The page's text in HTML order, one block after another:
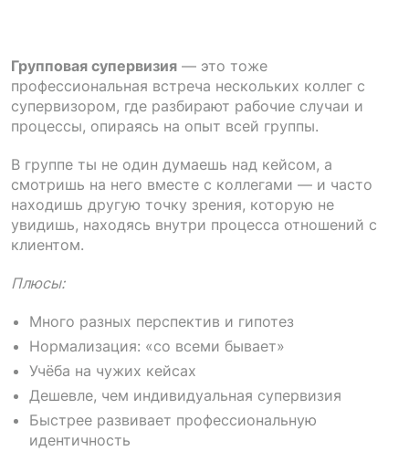
Групповая супервизия — это тоже
профессиональная встреча нескольких коллег с
супервизором, где разбирают рабочие случаи и
процессы, опираясь на опыт всей группы.
В группе ты не один думаешь над кейсом, а
смотришь на него вместе с коллегами — и часто
находишь другую точку зрения, которую не
увидишь, находясь внутри процесса отношений с
клиентом.
Плюсы:
Много разных перспектив и гипотез
Нормализация: «со всеми бывает»
Учёба на чужих кейсах
Дешевле, чем индивидуальная супервизия
Быстрее развивает профессиональную
идентичность